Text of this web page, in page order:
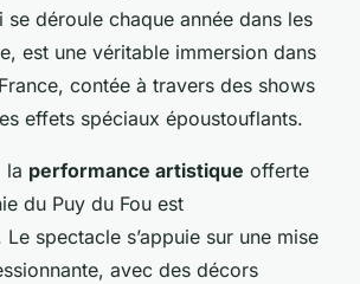
se déroule chaque année dans les
est une véritable immersion dans
contée à travers des shows
effets spéciaux époustouflants.
la performance artistique offerte
du Puy du Fou est
spectacle s’appuie sur une mise
avec des décors